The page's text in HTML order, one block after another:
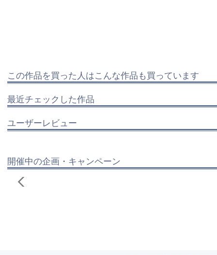
この作品を買った人はこんな作品も買っています
最近チェックした作品
ユーザーレビュー
開催中の企画・キャンペーン